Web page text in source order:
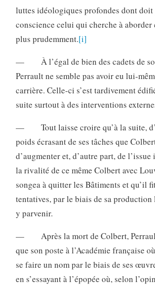
luttes idéologiques profondes dont doit
conscience celui qui cherche à
plus prudemment.[i]
— À l’égal de bien des cadets de
Perrault ne semble pas avoir eu lui-
carrière. Celle-ci s’est tardivement
suite surtout à des interventions
— Tout laisse croire qu’à la suite,
poids écrasant de ses tâches que
d’augmenter et, d’autre part, de
la rivalité de ce même Colbert avec
songea à quitter les Bâtiments et qu’il
tentatives, par le biais de sa
y parvenir.
— Après la mort de Colbert,
que son poste à l’Aca­démie française
se faire un nom par le biais de ses
en s’essayant à l’épopée où, selon